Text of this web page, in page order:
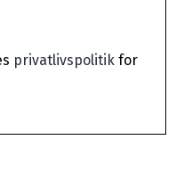
privatlivspolitik for